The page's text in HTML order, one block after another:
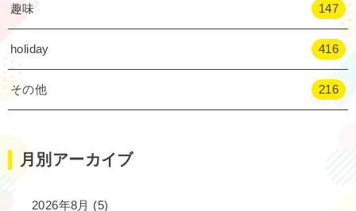
趣味 147
holiday 416
その他 216
月別アーカイブ
2026年8月 (5)